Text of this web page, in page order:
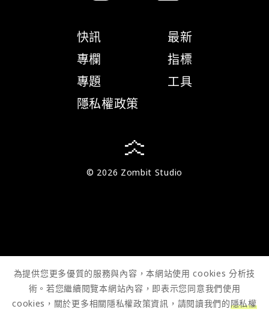
快訊
專欄
專題
隱私權政策
最新
指標
工具
© 2026 Zombit Studio
為提供您更多優質的服務與內容，本網站使用 cookies 分析技
術。若您繼續閱覽本網站內容，即表示您同意我們使用
cookies，關於更多相關隱私權政策資訊，請閱讀我們的隱私權